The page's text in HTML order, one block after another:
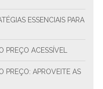
PREÇO ACESSÍVEL